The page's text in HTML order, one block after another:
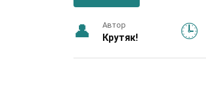
Автор
Крутяк!